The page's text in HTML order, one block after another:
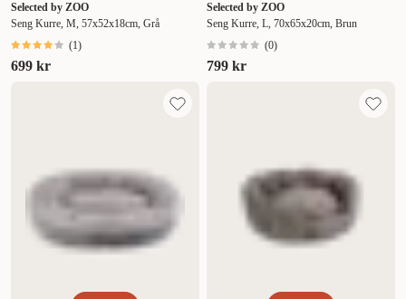
Selected by ZOO
Seng Kurre, M, 57x52x18cm, Grå
(1)
699 kr
Selected by ZOO
Seng Kurre, L, 70x65x20cm, Brun
(0)
799 kr